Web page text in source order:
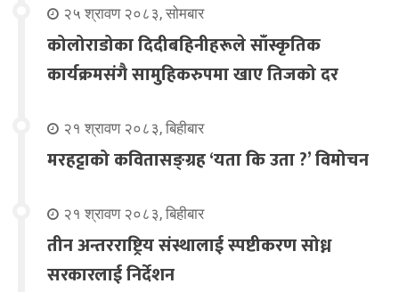
२५ श्रावण २०८३, सोमबार
कोलोराडोका दिदीबहिनीहरूले साँस्कृतिक
कार्यक्रमसंगै सामुहिकरुपमा खाए तिजको दर
२१ श्रावण २०८३, बिहीबार
मरहट्टाको कवितासङ्ग्रह ‘यता कि उता ?’ विमोचन
२१ श्रावण २०८३, बिहीबार
तीन अन्तरराष्ट्रिय संस्थालाई स्पष्टीकरण सोध्न
सरकारलाई निर्देशन